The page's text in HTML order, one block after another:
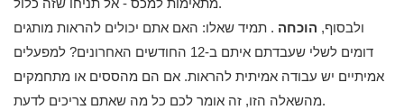
מתאימות למכס - אל תניחו שזה כלול.
ולבסוף, הוכחה . תמיד שאלו: האם אתם יכולים להראות מותגים
דומים לשלי שעבדתם איתם ב-12 החודשים האחרונים? למפעלים
אמיתיים יש עבודה אמיתית להראות. אם הם מהססים או מתחמקים
מהשאלה הזו, זה אומר לכם כל מה שאתם צריכים לדעת.